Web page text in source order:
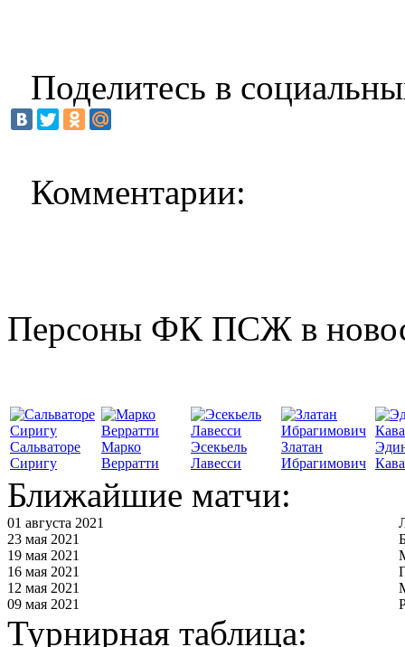
Поделитесь в
Комментарии:
Персоны ФК ПСЖ в
Сальваторе
Сиригу
Марко
Верратти
Эсекьель
Лавесси
Златан
Ибрагимович
Ближайшие матчи:
01 августа 2021
23 мая 2021
19 мая 2021
16 мая 2021
12 мая 2021
09 мая 2021
Турнирная таблица: